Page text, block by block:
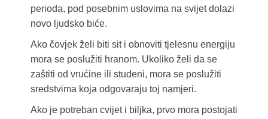
perioda, pod posebnim uslovima na svijet dolazi
novo ljudsko biće.
Ako čovjek želi biti sit i obnoviti tjelesnu energiju
mora se poslužiti hranom. Ukoliko želi da se
zaštiti od vrućine ili studeni, mora se poslužiti
sredstvima koja odgovaraju toj namjeri.
Ako je potreban cvijet i biljka, prvo mora postojati